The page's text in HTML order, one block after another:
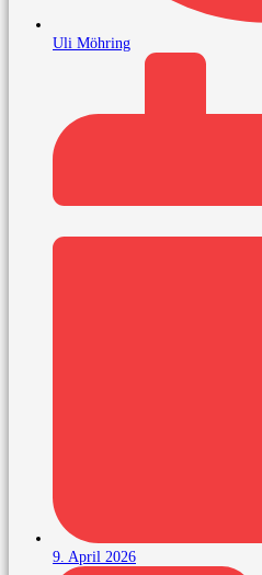
Uli Möhring
9. April 2026